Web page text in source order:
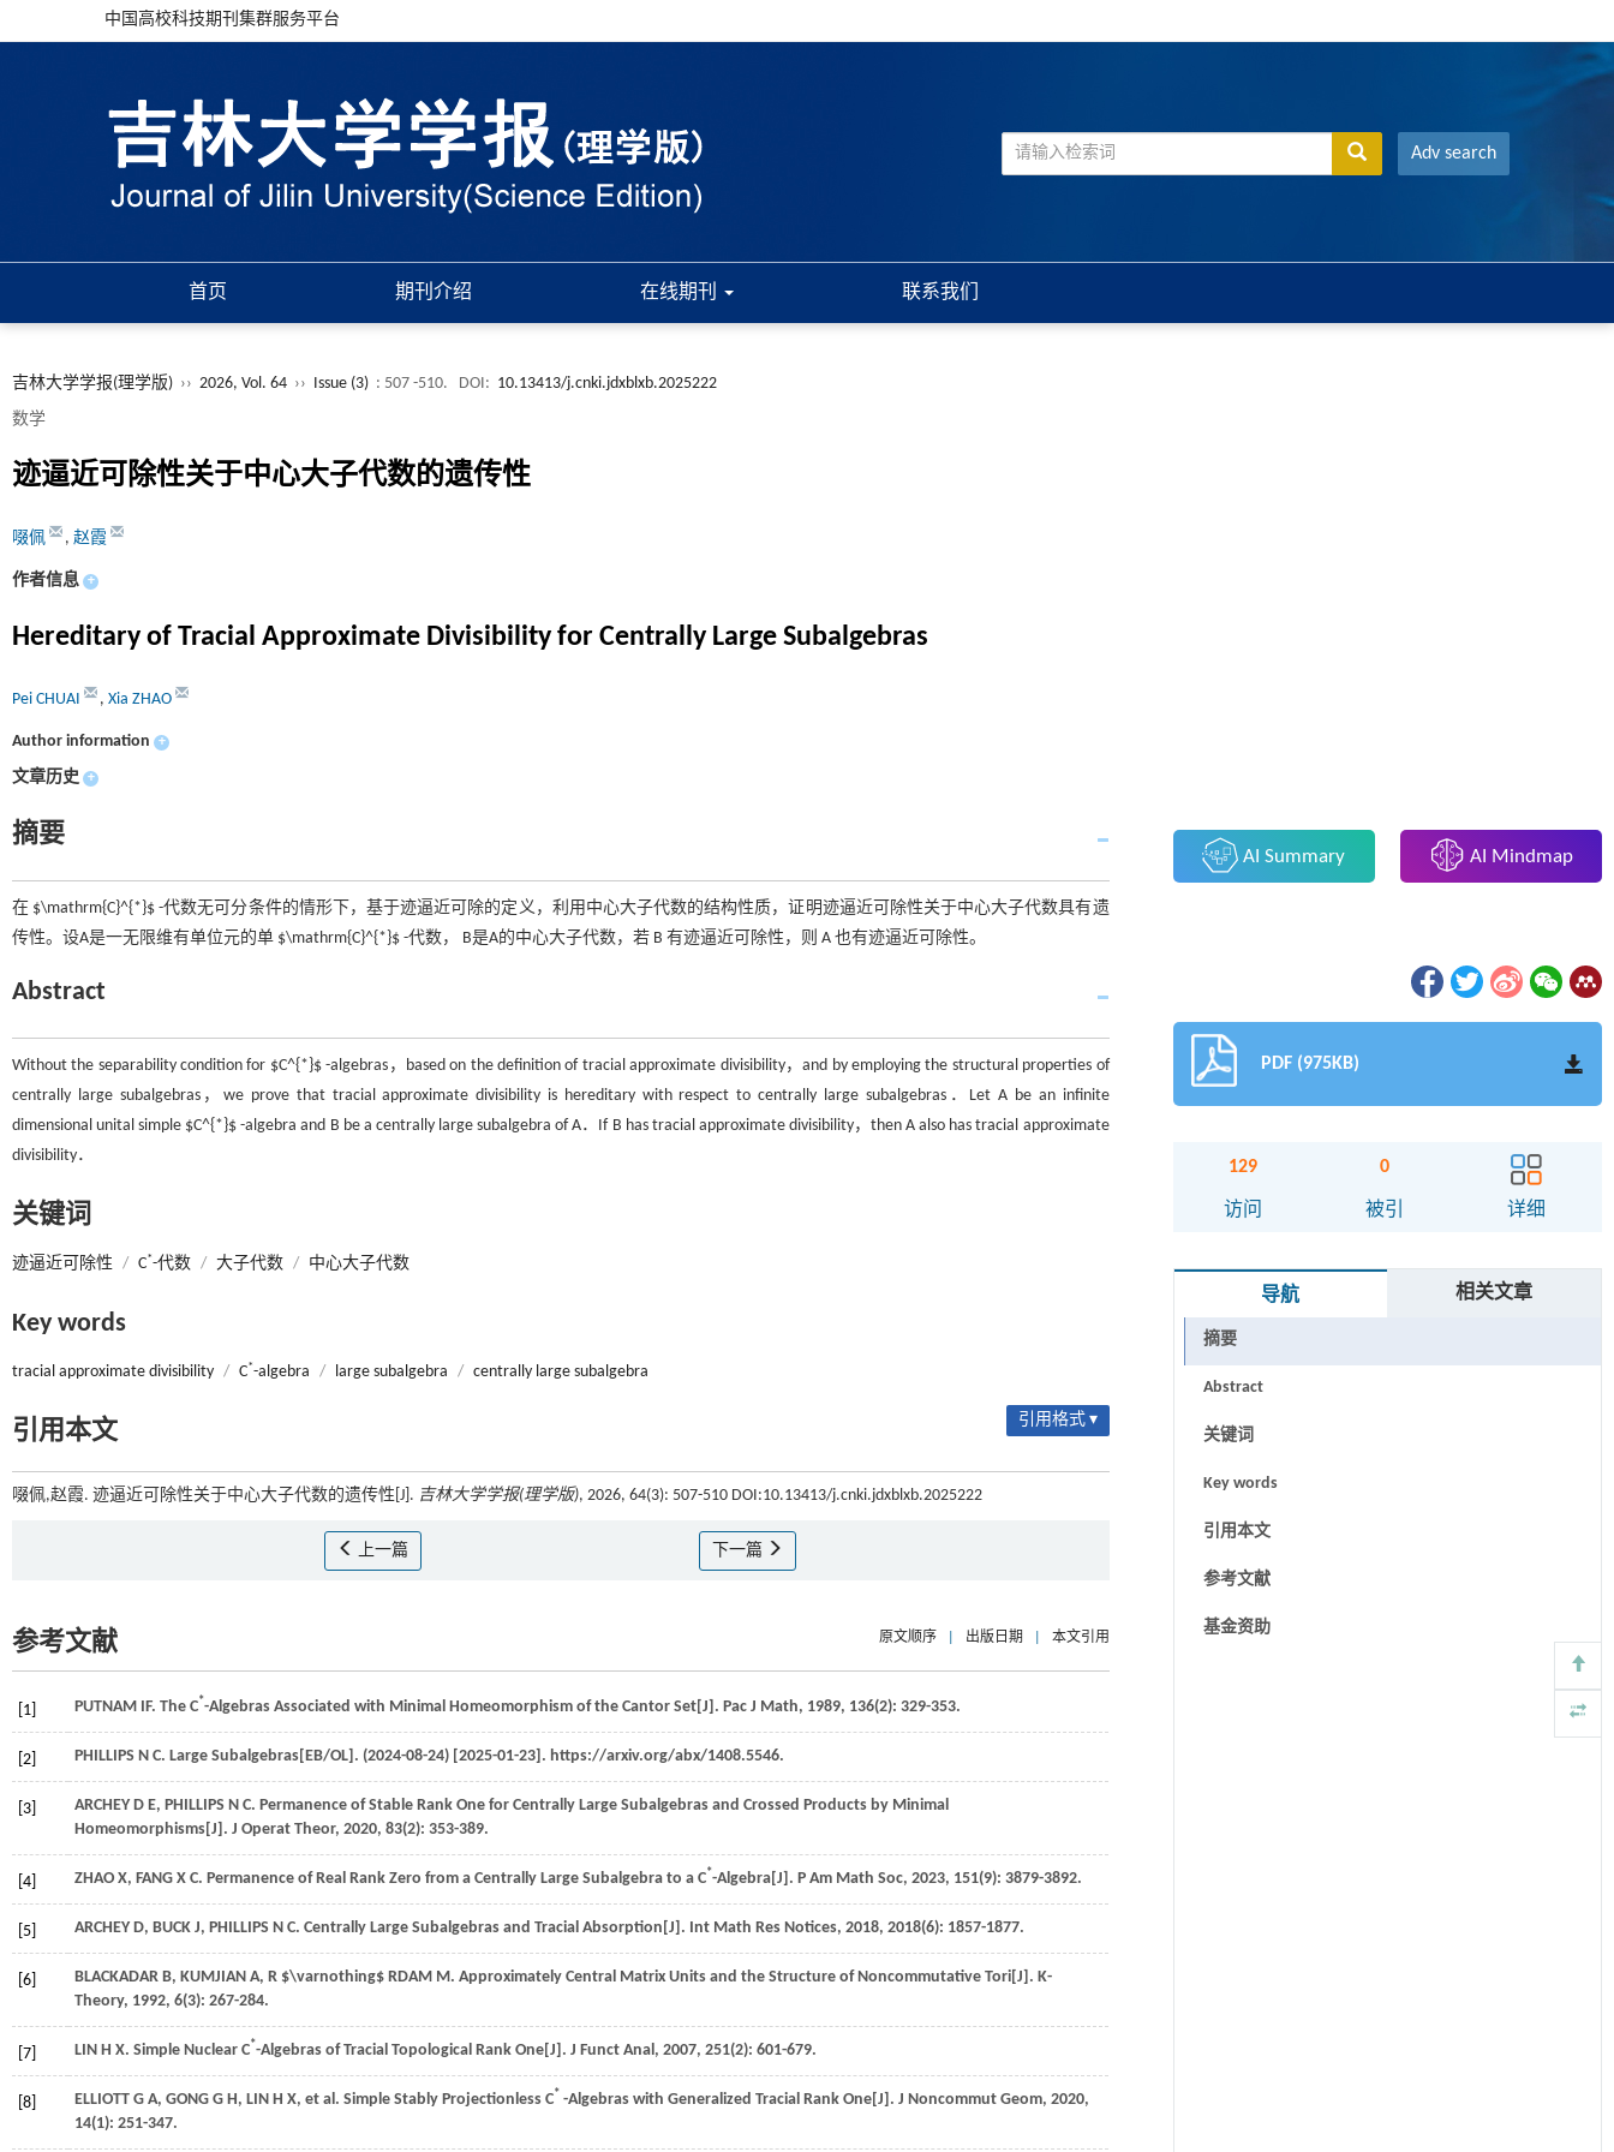
中国高校科技期刊集群服务平台
Adv search
首页 期刊介绍 在线期刊 联系我们
吉林大学学报(理学版) ›› 2026, Vol. 64 ›› Issue (3) : 507 -510. DOI: 10.13413/j.cnki.jdxblxb.2025222
数学
迹逼近可除性关于中心大子代数的遗传性
啜佩 , 赵霞
作者信息 +
Hereditary of Tracial Approximate Divisibility for Centrally Large Subalgebras
Pei CHUAI , Xia ZHAO
Author information +
文章历史 +
摘要
在 $\mathrm{C}^{*}$ -代数无可分条件的情形下，基于迹逼近可除的定义，利用中心大子代数的结构性质，证明迹逼近可除性关于中心大子代数具有遗
传性。设A是一无限维有单位元的单 $\mathrm{C}^{*}$ -代数， B是A的中心大子代数，若 B 有迹逼近可除性，则 A 也有迹逼近可除性。
Abstract
Without the separability condition for $C^{*}$ -algebras，based on the definition of tracial approximate divisibility，and by employing the structural properties of
centrally large subalgebras，we prove that tracial approximate divisibility is hereditary with respect to centrally large subalgebras．Let A be an infinite
dimensional unital simple $C^{*}$ -algebra and B be a centrally large subalgebra of A．If B has tracial approximate divisibility，then A also has tracial approximate
divisibility．
关键词
迹逼近可除性 / C*-代数 / 大子代数 / 中心大子代数
Key words
tracial approximate divisibility / C*-algebra / large subalgebra / centrally large subalgebra
引用本文 引用格式 ▾
啜佩,赵霞. 迹逼近可除性关于中心大子代数的遗传性[J]. 吉林大学学报(理学版), 2026, 64(3): 507-510 DOI:10.13413/j.cnki.jdxblxb.2025222
上一篇 下一篇
参考文献 原文顺序 出版日期 本文引用
[1] PUTNAM IF. The C*-Algebras Associated with Minimal Homeomorphism of the Cantor Set[J]. Pac J Math, 1989, 136(2): 329-353.
[2] PHILLIPS N C. Large Subalgebras[EB/OL]. (2024-08-24) [2025-01-23]. https://arxiv.org/abx/1408.5546.
[3] ARCHEY D E, PHILLIPS N C. Permanence of Stable Rank One for Centrally Large Subalgebras and Crossed Products by Minimal
Homeomorphisms[J]. J Operat Theor, 2020, 83(2): 353-389.
[4] ZHAO X, FANG X C. Permanence of Real Rank Zero from a Centrally Large Subalgebra to a C*-Algebra[J]. P Am Math Soc, 2023, 151(9): 3879-3892.
[5] ARCHEY D, BUCK J, PHILLIPS N C. Centrally Large Subalgebras and Tracial Absorption[J]. Int Math Res Notices, 2018, 2018(6): 1857-1877.
[6] BLACKADAR B, KUMJIAN A, R $\varnothing$ RDAM M. Approximately Central Matrix Units and the Structure of Noncommutative Tori[J]. K-
Theory, 1992, 6(3): 267-284.
[7] LIN H X. Simple Nuclear C*-Algebras of Tracial Topological Rank One[J]. J Funct Anal, 2007, 251(2): 601-679.
[8] ELLIOTT G A, GONG G H, LIN H X, et al. Simple Stably Projectionless C* -Algebras with Generalized Tracial Rank One[J]. J Noncommut Geom, 2020,
14(1): 251-347.
AI Summary AI Mindmap
PDF (975KB)
129
访问
0
被引 详细
导航 相关文章
摘要
Abstract
关键词
Key words
引用本文
参考文献
基金资助